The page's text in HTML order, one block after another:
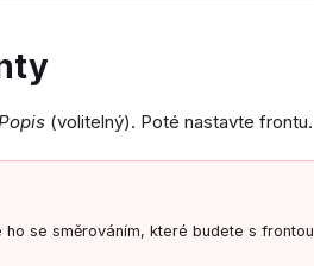
(volitelný). Poté nastavte frontu.
ho se směrováním, které budete s frontou